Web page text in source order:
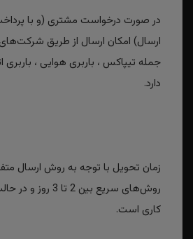
در صورت درخواست مشتری (و با
ارسال) امکان ارسال از طریق
جمله تیپاکس ، باربری هوایی ،
دارد.
زمان تحویل با توجه به روش ارسال
کاری است.